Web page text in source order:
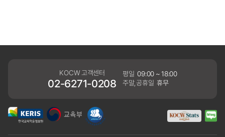
KOCW 고객센터
02-6271-0208
평일 09:00 ~ 18:00
주말,공휴일 휴무